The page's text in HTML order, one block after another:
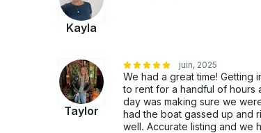
Kayla
Taylor
juin, 2025
We had a great time! Getting
to rent for a handful of hours
day was making sure we
had the boat gassed up and
well. Accurate listing and we